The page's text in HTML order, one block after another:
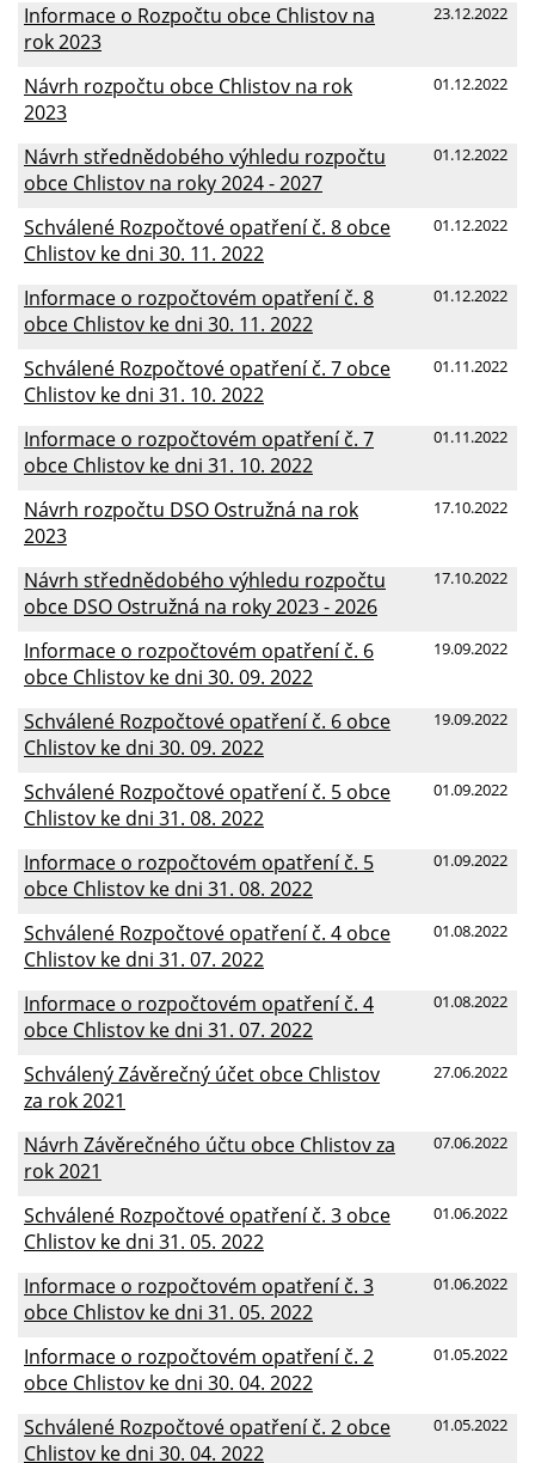
23.12.2022
Informace o Rozpočtu obce Chlistov na
rok 2023
01.12.2022
Návrh rozpočtu obce Chlistov na rok
2023
01.12.2022
Návrh střednědobého výhledu rozpočtu
obce Chlistov na roky 2024 - 2027
01.12.2022
Schválené Rozpočtové opatření č. 8 obce
Chlistov ke dni 30. 11. 2022
01.12.2022
Informace o rozpočtovém opatření č. 8
obce Chlistov ke dni 30. 11. 2022
01.11.2022
Schválené Rozpočtové opatření č. 7 obce
Chlistov ke dni 31. 10. 2022
01.11.2022
Informace o rozpočtovém opatření č. 7
obce Chlistov ke dni 31. 10. 2022
17.10.2022
Návrh rozpočtu DSO Ostružná na rok
2023
17.10.2022
Návrh střednědobého výhledu rozpočtu
obce DSO Ostružná na roky 2023 - 2026
19.09.2022
Informace o rozpočtovém opatření č. 6
obce Chlistov ke dni 30. 09. 2022
19.09.2022
Schválené Rozpočtové opatření č. 6 obce
Chlistov ke dni 30. 09. 2022
01.09.2022
Schválené Rozpočtové opatření č. 5 obce
Chlistov ke dni 31. 08. 2022
01.09.2022
Informace o rozpočtovém opatření č. 5
obce Chlistov ke dni 31. 08. 2022
01.08.2022
Schválené Rozpočtové opatření č. 4 obce
Chlistov ke dni 31. 07. 2022
01.08.2022
Informace o rozpočtovém opatření č. 4
obce Chlistov ke dni 31. 07. 2022
27.06.2022
Schválený Závěrečný účet obce Chlistov
za rok 2021
07.06.2022
Návrh Závěrečného účtu obce Chlistov za
rok 2021
01.06.2022
Schválené Rozpočtové opatření č. 3 obce
Chlistov ke dni 31. 05. 2022
01.06.2022
Informace o rozpočtovém opatření č. 3
obce Chlistov ke dni 31. 05. 2022
01.05.2022
Informace o rozpočtovém opatření č. 2
obce Chlistov ke dni 30. 04. 2022
01.05.2022
Schválené Rozpočtové opatření č. 2 obce
Chlistov ke dni 30. 04. 2022